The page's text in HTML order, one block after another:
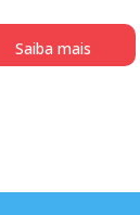
Saiba mais